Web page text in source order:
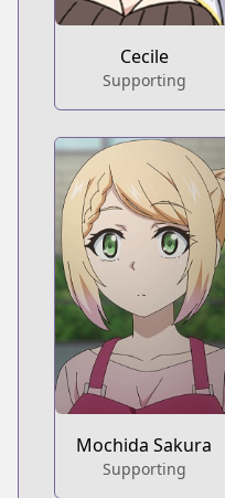
Cecile
Supporting
Mochida Sakura
Supporting